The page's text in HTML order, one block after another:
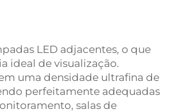
LED adjacentes, o que
ideal de visualização.
uma densidade ultrafina de
perfeitamente adequadas
salas de